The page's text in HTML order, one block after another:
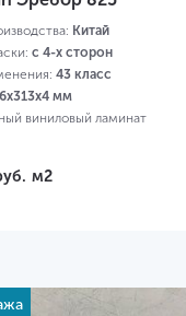
Китай
с 4-х сторон
43 класс
мм
виниловый ламинат
м2